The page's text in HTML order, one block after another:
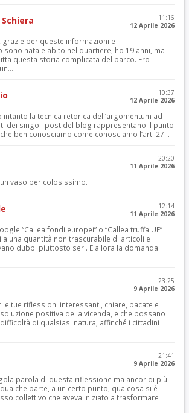
11:16
12 Aprile 2026
grazie per queste informazioni e
nata e abito nel quartiere, ho 19 anni, ma
questa storia complicata del parco. Ero
10:37
12 Aprile 2026
intanto la tecnica retorica dell’argomentum ad
dei singoli post del blog rappresentano il punto
ben conosciamo come conosciamo l’art. 27...
20:20
11 Aprile 2026
vaso pericolosissimo.
12:14
11 Aprile 2026
“Callea fondi europei” o “Callea truffa UE”
una quantità non trascurabile di articoli e
dubbi piuttosto seri. E allora la domanda
23:25
9 Aprile 2026
le tue riflessioni interessanti, chiare, pacate e
positiva della vicenda, e che possano
di qualsiasi natura, affinché i cittadini
21:41
9 Aprile 2026
parola di questa riflessione ma ancor di più
parte, a un certo punto, qualcosa si è
collettivo che aveva iniziato a trasformare